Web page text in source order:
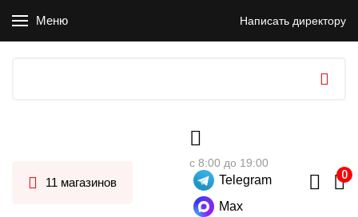
Меню Написать директору
11 магазинов
с 8:00 до 19:00
Telegram
Max